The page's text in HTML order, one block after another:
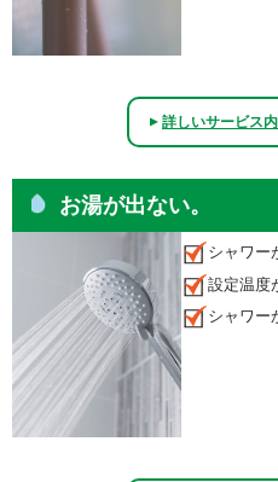
▲詳しいサービス
お湯が出ない。
シャワー
設定温度
シャワー